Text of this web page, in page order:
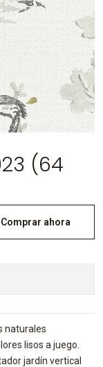
(64
Comprar ahora
naturales
lisos a juego.
jardín vertical